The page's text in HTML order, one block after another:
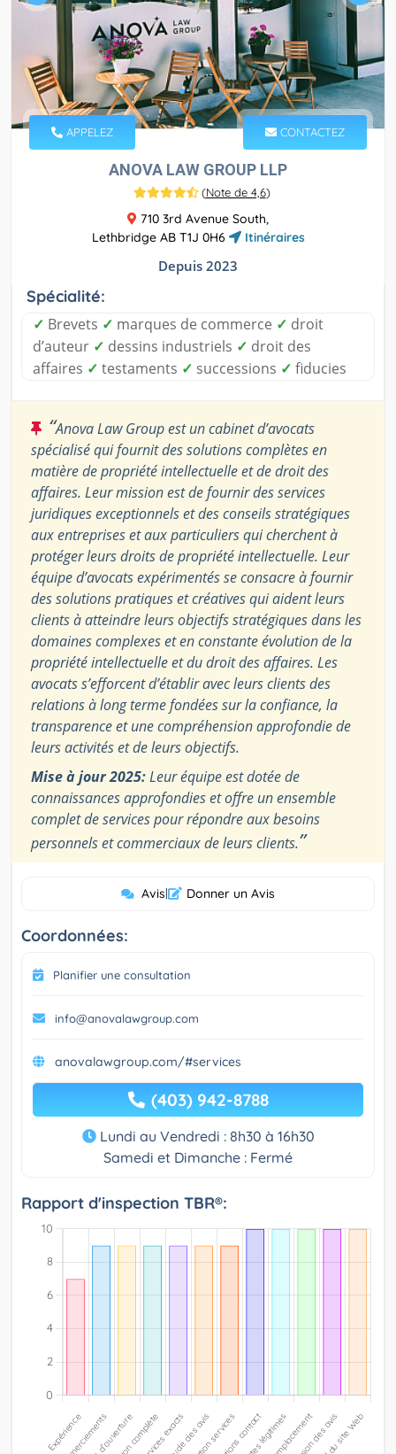
APPELEZ CONTACTEZ
ANOVA LAW GROUP LLP
(Note de 4,6)
710 3rd Avenue South,
Lethbridge AB T1J 0H6
Itinéraires
Depuis 2023
Spécialité:
✓ Brevets ✓ marques de commerce ✓ droit
d’auteur ✓ dessins industriels ✓ droit des
affaires ✓ testaments ✓ successions ✓ fiducies
“Anova Law Group est un cabinet d’avocats
spécialisé qui fournit des solutions complètes en
matière de propriété intellectuelle et de droit des
affaires. Leur mission est de fournir des services
juridiques exceptionnels et des conseils stratégiques
aux entreprises et aux particuliers qui cherchent à
protéger leurs droits de propriété intellectuelle. Leur
équipe d’avocats expérimentés se consacre à fournir
des solutions pratiques et créatives qui aident leurs
clients à atteindre leurs objectifs stratégiques dans les
domaines complexes et en constante évolution de la
propriété intellectuelle et du droit des affaires. Les
avocats s’efforcent d’établir avec leurs clients des
relations à long terme fondées sur la confiance, la
transparence et une compréhension approfondie de
leurs activités et de leurs objectifs.
Mise à jour 2025:Leur équipe est dotée de
connaissances approfondies et offre un ensemble
complet de services pour répondre aux besoins
personnels et commerciaux de leurs clients.”
Avis| Donner un Avis
Coordonnées:
Planifier une consultation
info@anovalawgroup.com
anovalawgroup.com/#services
(403) 942-8788
Lundi au Vendredi : 8h30 à 16h30
Samedi et Dimanche : Fermé
Rapport d'inspection TBR®: